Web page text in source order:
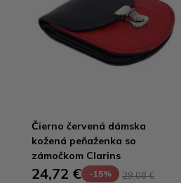
Čierno červená dámska
kožená peňaženka so
zámočkom Clarins
24,72 € -15% 29,08 €